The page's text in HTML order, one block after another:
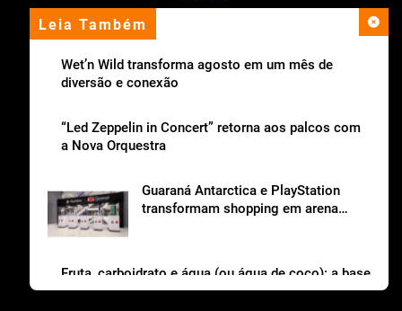
Leia Também
Wet’n Wild transforma agosto em um mês de
diversão e conexão
“Led Zeppelin in Concert” retorna aos palcos com
a Nova Orquestra
Guaraná Antarctica e PlayStation
transformam shopping em arena
Fruta, carboidrato e água (ou água de coco): a base
da lancheira saudável
apoio institucional